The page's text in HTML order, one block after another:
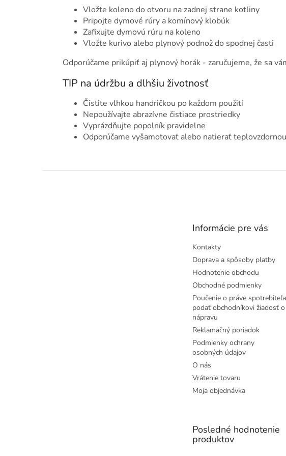
Vložte koleno do otvoru na zadnej strane kotliny
Pripojte dymové rúry a komínový klobúk
Zafixujte dymovú rúru na koleno
Vložte kurivo alebo plynový podnož do spodnej časti
Odporúčame prikúpiť aj plynový horák - zaručujeme, že sa
TIP na údržbu a dlhšiu životnosť
Čistite vlhkou handričkou po každom použití
Nepoužívajte abrazívne čistiace prostriedky
Vyprázdňujte popolník pravidelne
Odporúčame vyšamotovať alebo natierať
Informácie pre vás
Kontakty
Doprava a spôsoby platby
Hodnotenie obchodu
Obchodné podmienky
Poučenie o práve spotrebiteľa
podať obchodníkovi žiadosť o
nápravu
Reklamačný poriadok
Podmienky ochrany
osobných údajov
O nás
Vrátenie tovaru
Moja objednávka
Posledné hodnotenie
produktov